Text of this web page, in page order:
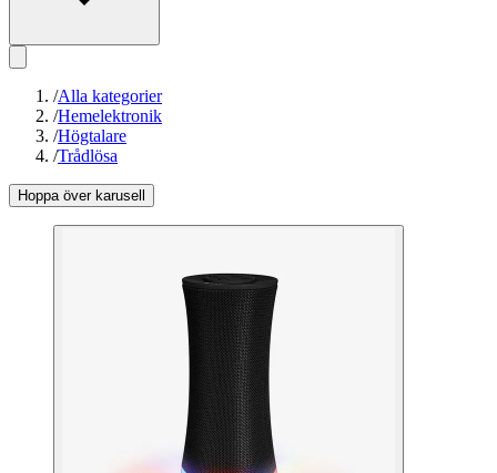
/Alla kategorier
/Hemelektronik
/Högtalare
/Trådlösa
Hoppa över karusell